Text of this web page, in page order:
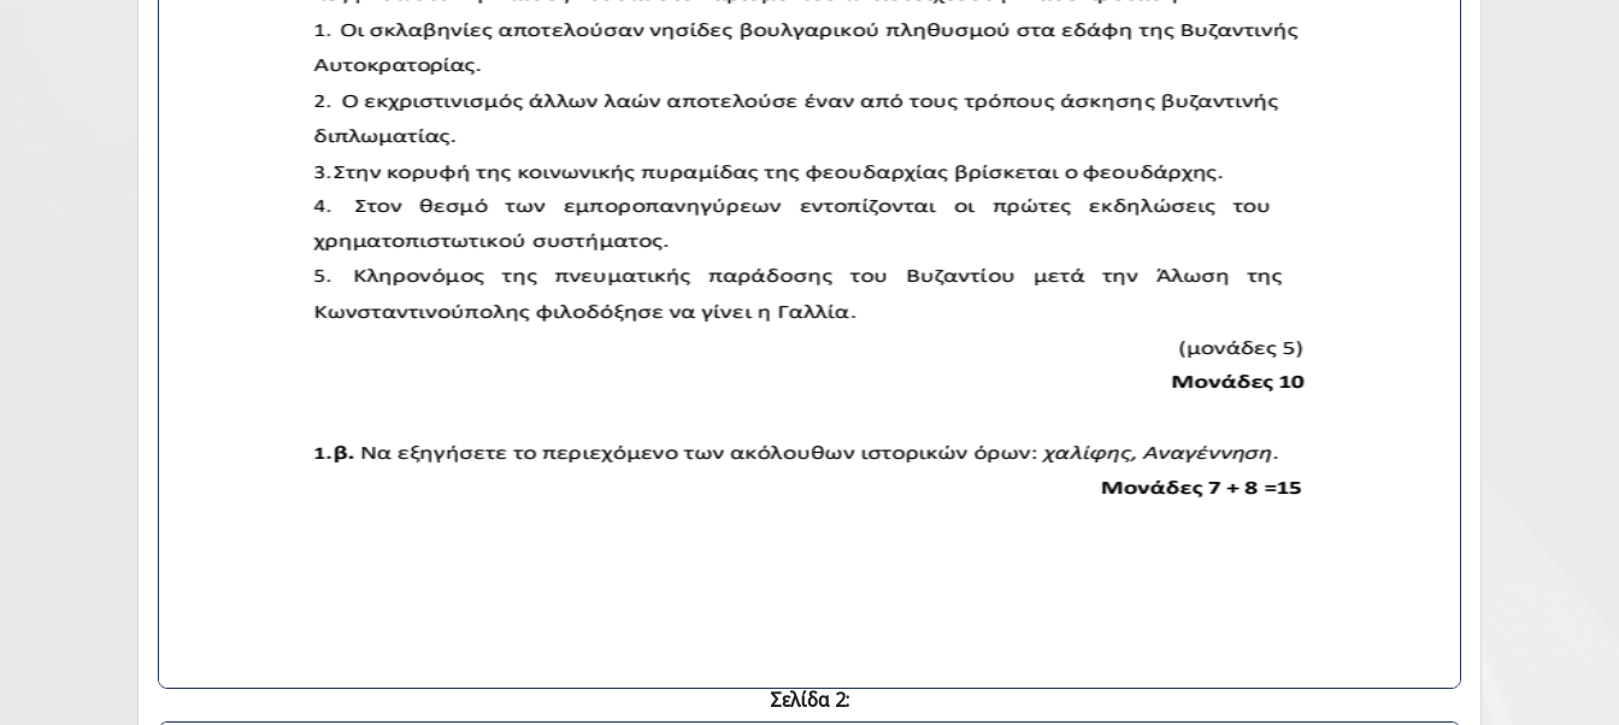
Σελίδα 2: